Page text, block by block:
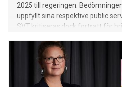
2025 till regeringen.
uppfyllt sina respektive public
SVT kritiseras dock fortsatt för
som gäller utbildningsutbudet för